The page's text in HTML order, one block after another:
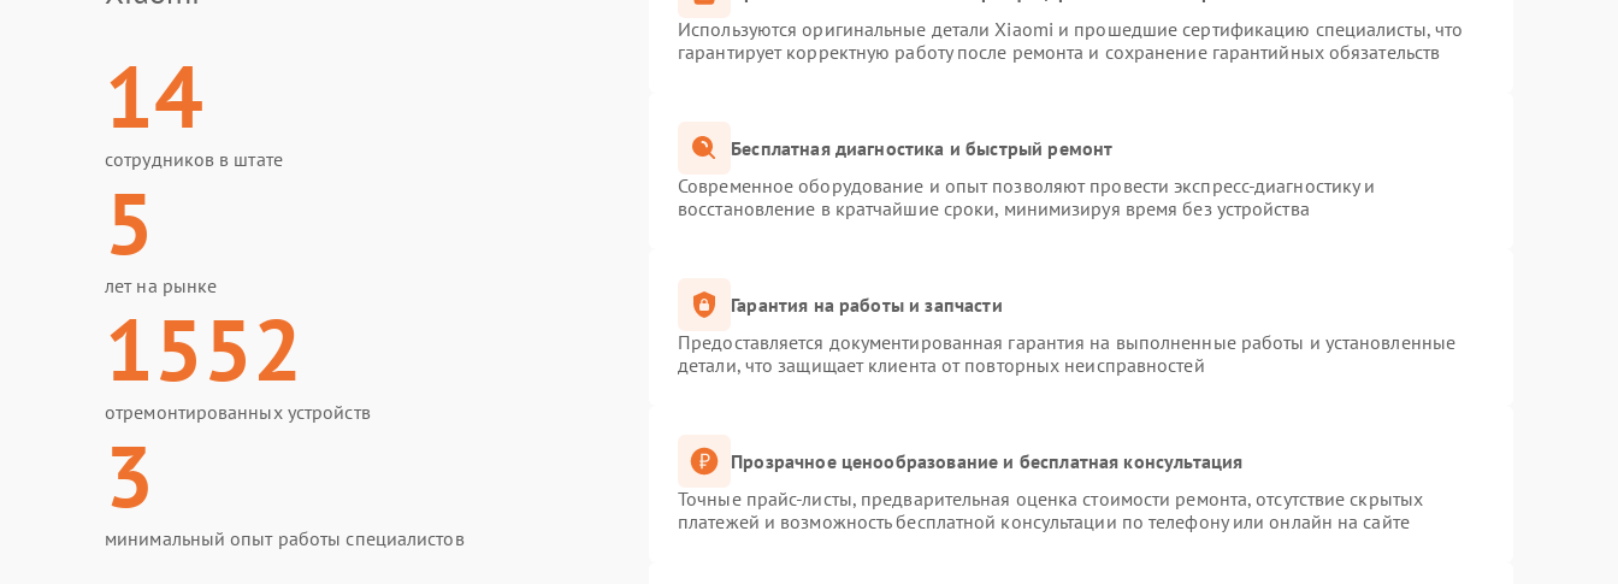
14
сотрудников в штате
5
лет на рынке
1552
отремонтированных устройств
3
минимальный опыт работы специалистов
Используются оригинальные детали Xiaomi и прошедшие сертификацию специалисты, что
гарантирует корректную работу после ремонта и сохранение гарантийных обязательств
Бесплатная диагностика и быстрый ремонт
Современное оборудование и опыт позволяют провести экспресс-диагностику и
восстановление в кратчайшие сроки, минимизируя время без устройства
Гарантия на работы и запчасти
Предоставляется документированная гарантия на выполненные работы и установленные
детали, что защищает клиента от повторных неисправностей
Прозрачное ценообразование и бесплатная консультация
Точные прайс-листы, предварительная оценка стоимости ремонта, отсутствие скрытых
платежей и возможность бесплатной консультации по телефону или онлайн на сайте